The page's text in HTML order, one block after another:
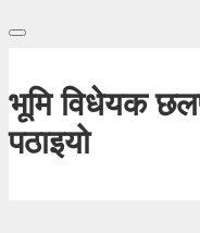
भूमि विधेयक
पठाइयो